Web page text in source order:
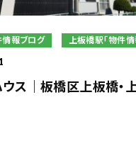
報ブログ 上板橋駅「物件情
ス｜板橋区上板橋・